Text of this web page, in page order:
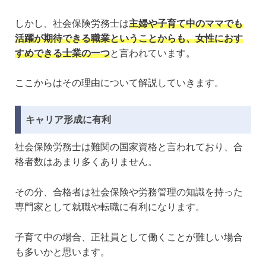
しかし、社会保険労務士は主婦や子育て中のママでも
活躍が期待できる職業ということからも、女性におす
すめできる士業の一つと言われています。
ここからはその理由について解説していきます。
キャリア形成に有利
社会保険労務士は難関の国家資格と言われており、合
格者数はあまり多くありません。
その分、合格者は社会保険や労務管理の知識を持った
専門家として就職や転職に有利になります。
子育て中の場合、正社員として働くことが難しい場合
も多いかと思います。